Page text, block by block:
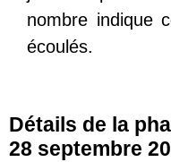
nombre indique
écoulés.
Détails de la
28 septembre